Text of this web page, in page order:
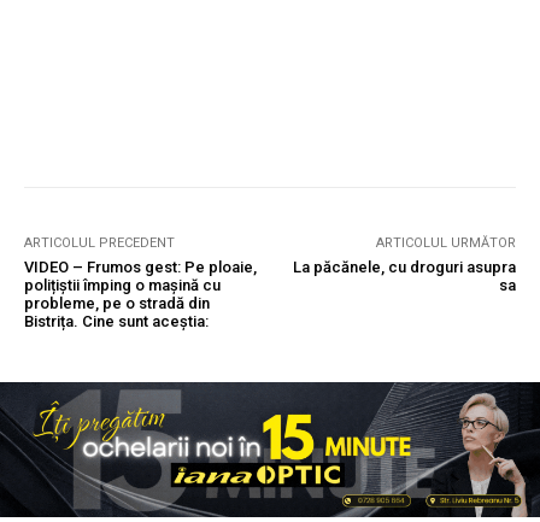
ARTICOLUL PRECEDENT
VIDEO – Frumos gest: Pe ploaie,
polițiștii împing o mașină cu
probleme, pe o stradă din
Bistrița. Cine sunt aceștia:
ARTICOLUL URMĂTOR
La păcănele, cu droguri asupra
sa